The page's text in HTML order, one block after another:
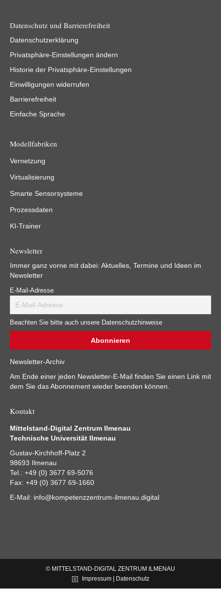
Datenschutz und Barrierefreiheit
Datenschutzerklärung
Privatsphäre-Einstellungen ändern
Historie der Privatsphäre-Einstellungen
Einwilligungen widerrufen
Barrierefreiheit
Einfache Sprache
Modellfabriken
Vernetzung
Virtualisierung
Smarte Sensorsysteme
Prozessdaten
KI-Trainer
Newsletter
Immer ganz vorne mit dabei: Aktuelles, Termine und Ideen im
Newsletter
E-Mail-Adresse
Beachten Sie bitte auch unsere Datenschutzhinweise
Newsletter-Archiv
Am Ende einer jeden Newsletter-E-Mail finden Sie einen Link mit
dem Sie das Abonnement wieder beenden können.
Kontakt
Mittelstand-Digital Zentrum Ilmenau
Technische Universität Ilmenau
Gustav-Kirchhoff-Platz 2
98693 Ilmenau
Tel.: +49 (0) 3677 69-5076
Fax: +49 (0) 3677 69-1660
E-Mail: info@kompetenzzentrum-ilmenau.digital
© MITTELSTAND-DIGITAL ZENTRUM ILMENAU
Impressum | Datenschutz